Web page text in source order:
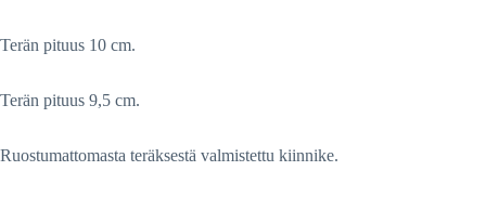
Terän pituus 10 cm.
Terän pituus 9,5 cm.
Ruostumattomasta teräksestä valmistettu kiinnike.